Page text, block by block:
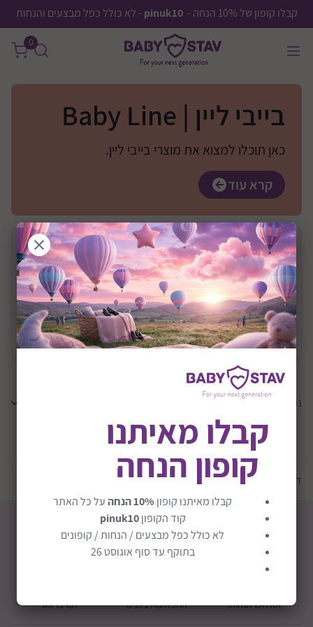
קבלו קופון של 10% הנחה - pinuk10 - לא כולל כפל מבצעים והנחות
0
בייבי ליין | Baby Line
כאן תוכלו למצוא את מוצרי בייבי ליין.
קרא עוד
בחריצרן
מחיר 0 ₪
—
0 ₪
משלוח
משלוח חינם
נמצאו תוצאות
טען עוד מוצרים
דף הבית יצרנים בייבי ליין | Baby Line
EXTRA הנחות! ההפתעות בפנים תנו בראש
קבלו מאיתנו
קופון הנחה
קבלו מאיתנו קופון 10% הנחה
על כל האתר
קוד הקופוןpinuk10
לא כולל כפל מבצעים / הנחות / קופונים
בתוקף עד סוף אוגוסט 26